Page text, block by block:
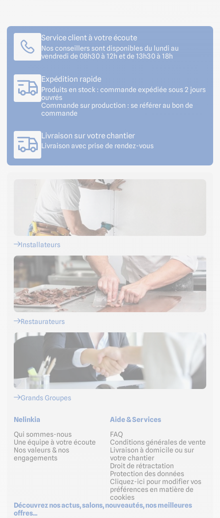
Service client à votre écoute
Nos conseillers sont disponibles du lundi au
vendredi de 08h30 à 12h et de 13h30 à 18h
Expédition rapide
Produits en stock : commande expédiée sous 2 jours
ouvrés
Commande sur production : se référer au bon de
commande
Livraison sur votre chantier
Livraison avec prise de rendez-vous
Installateurs
Restaurateurs
Grands Groupes
Nelinkia
Qui sommes-nous
Une équipe à votre écoute
Nos valeurs & nos
engagements
Aide & Services
FAQ
Conditions générales de vente
Livraison à domicile ou sur
votre chantier
Droit de rétractation
Protection des données
Cliquez-ici pour modifier vos
préférences en matière de
cookies
Découvrez nos actus, salons, nouveautés, nos meilleures
offres...